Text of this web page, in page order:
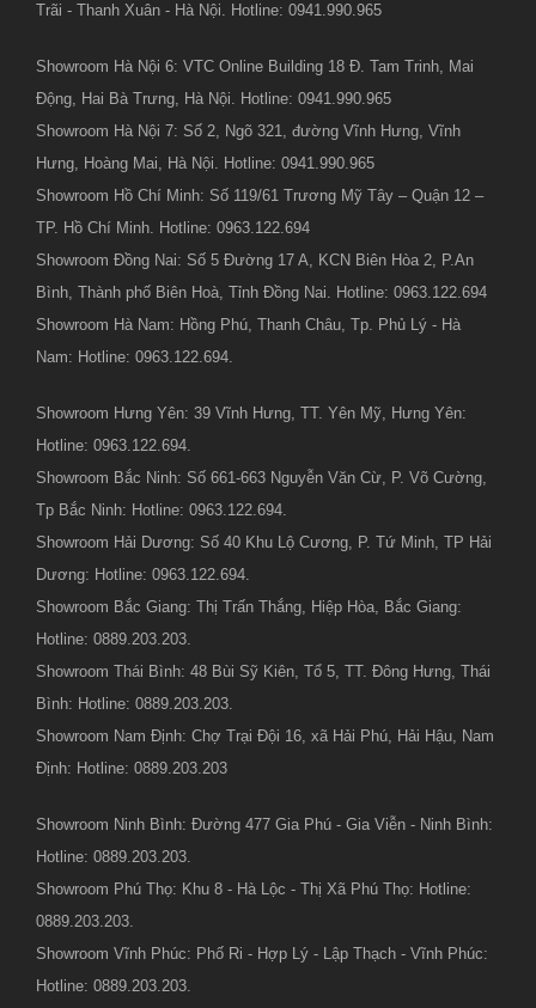
Trãi - Thanh Xuân - Hà Nội. Hotline: 0941.990.965
Showroom Hà Nội 6: VTC Online Building 18 Đ. Tam Trinh, Mai
Động, Hai Bà Trưng, Hà Nội. Hotline: 0941.990.965
Showroom Hà Nội 7: Số 2, Ngõ 321, đường Vĩnh Hưng, Vĩnh
Hưng, Hoàng Mai, Hà Nội. Hotline: 0941.990.965
Showroom Hồ Chí Minh: Số 119/61 Trương Mỹ Tây – Quận 12 –
TP. Hồ Chí Minh. Hotline: 0963.122.694
Showroom Đồng Nai: Số 5 Đường 17 A, KCN Biên Hòa 2, P.An
Bình, Thành phố Biên Hoà, Tỉnh Đồng Nai. Hotline: 0963.122.694
Showroom Hà Nam: Hồng Phú, Thanh Châu, Tp. Phủ Lý - Hà
Nam: Hotline: 0963.122.694.
Showroom Hưng Yên: 39 Vĩnh Hưng, TT. Yên Mỹ, Hưng Yên:
Hotline: 0963.122.694.
Showroom Bắc Ninh: Số 661-663 Nguyễn Văn Cừ, P. Võ Cường,
Tp Bắc Ninh: Hotline: 0963.122.694.
Showroom Hải Dương: Số 40 Khu Lộ Cương, P. Tứ Minh, TP Hải
Dương: Hotline: 0963.122.694.
Showroom Bắc Giang: Thị Trấn Thắng, Hiệp Hòa, Bắc Giang:
Hotline: 0889.203.203.
Showroom Thái Bình: 48 Bùi Sỹ Kiên, Tổ 5, TT. Đông Hưng, Thái
Bình: Hotline: 0889.203.203.
Showroom Nam Định: Chợ Trại Đội 16, xã Hải Phú, Hải Hậu, Nam
Định: Hotline: 0889.203.203
Showroom Ninh Bình: Đường 477 Gia Phú - Gia Viễn - Ninh Bình:
Hotline: 0889.203.203.
Showroom Phú Thọ: Khu 8 - Hà Lộc - Thị Xã Phú Thọ: Hotline:
0889.203.203.
Showroom Vĩnh Phúc: Phố Ri - Hợp Lý - Lập Thạch - Vĩnh Phúc:
Hotline: 0889.203.203.